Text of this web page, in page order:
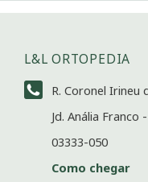
L&L ORTOPEDIA
R. Coronel Irineu
Jd. Anália Franco
03333-050
Como chegar